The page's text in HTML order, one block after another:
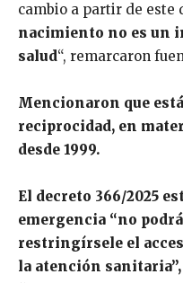
cambio a partir de este
nacimiento no es un
salud“, remarcaron
Mencionaron que
reciprocidad, en
desde 1999.
El decreto 366/2025
emergencia “no
restringírsele el
la atención sanitaria”,